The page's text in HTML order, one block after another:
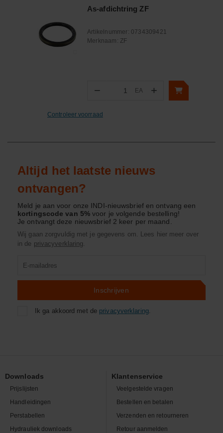
As-afdichtring ZF
Artikelnummer: 0734309421
Merknaam: ZF
− Aantal
EA +
Controleer voorraad
Altijd het laatste nieuws
ontvangen?
Meld je aan voor onze INDI-nieuwsbrief en ontvang een
kortingscode van 5%voor je volgende bestelling!
Je ontvangt deze nieuwsbrief 2 keer per maand.
Wij gaan zorgvuldig met je gegevens om. Lees hier meer over
in de privacyverklaring.
Inschrijven
Ik ga akkoord met de privacyverklaring.
Downloads
Prijslijsten
Handleidingen
Perstabellen
Hydrauliek downloads
Klantenservice
Veelgestelde vragen
Bestellen en betalen
Verzenden en retourneren
Retour aanmelden